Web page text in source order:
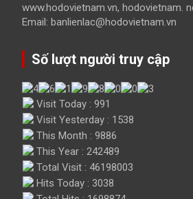
www.hodovietnam.vn, hodovietnam.
Email: banlienlac@hodovietnam.vn
Số lượt người truy cập
Visit Today : 991
Visit Yesterday : 1538
This Month : 9886
This Year : 242489
Total Visit : 46198003
Hits Today : 3038